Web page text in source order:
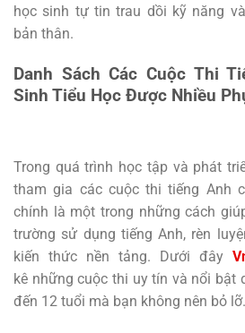
học sinh tự tin trau dồi kỹ năng
bản thân.
Danh Sách Các Cuộc Thi
Sinh Tiểu Học Được Nhiều
Trong quá trình học tập và phát
tham gia các cuộc thi tiếng Anh
chính là một trong những cách
trường sử dụng tiếng Anh, rèn
kiến thức nền tảng. Dưới đây
kê những cuộc thi uy tín và nổi bật
đến 12 tuổi mà bạn không nên bỏ lỡ.